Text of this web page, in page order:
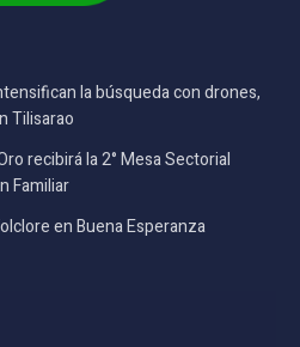
la búsqueda con drones,
Tilisarao
recibirá la 2° Mesa Sectorial
Familiar
en Buena Esperanza